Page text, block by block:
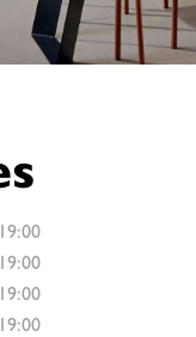
19:00
19:00
19:00
19:00